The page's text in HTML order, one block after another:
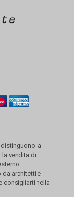
la
la vendita di
da architetti e
consigliarti nella